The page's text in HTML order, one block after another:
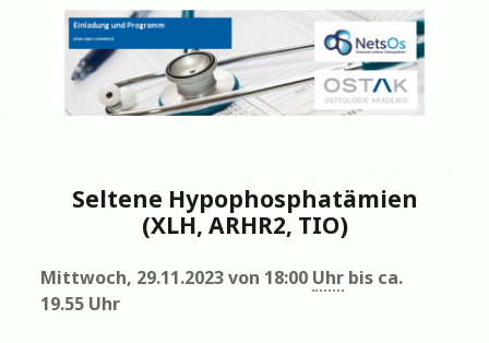
Seltene Hypophosphatämien
(XLH, ARHR2, TIO)
Mittwoch, 29.11.2023 von 18:00 Uhr bis ca.
19.55 Uhr